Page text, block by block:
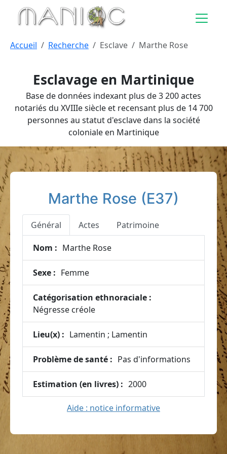
Aller au contenu principal
Esclavage en Martinique
Base de données indexant plus de 3 200 actes
notariés du XVIIIe siècle et recensant plus de 14 700
personnes au statut d'esclave dans la société
coloniale en Martinique
Accueil Recherche Esclave Marthe Rose
Marthe Rose (E37)
Général Actes Patrimoine
Nom : Marthe Rose
Sexe : Femme
Catégorisation ethnoraciale :
Négresse créole
Lieu(x) : Lamentin ; Lamentin
Problème de santé : Pas d'informations
Estimation (en livres) : 2000
Aide : notice informative